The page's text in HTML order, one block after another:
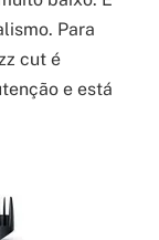
Para
cut é
e está